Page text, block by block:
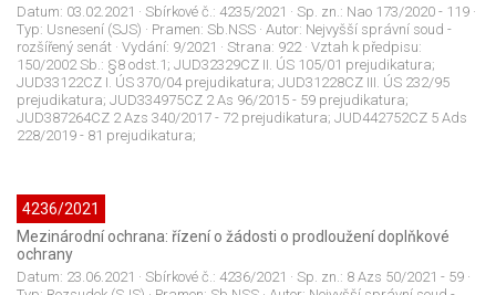
Datum: 03.02.2021 · Sbírkové č.: 4235/2021 · Sp. zn.: Nao 173/2020 - 119 ·
Typ: Usnesení (SJS) · Pramen: Sb.NSS · Autor: Nejvyšší správní soud -
rozšířený senát · Vydání: 9/2021 · Strana: 922· Vztah k předpisu:
150/2002 Sb.: §8 odst.1; JUD32329CZ II. ÚS 105/01 prejudikatura;
JUD33122CZ I. ÚS 370/04 prejudikatura; JUD31228CZ III. ÚS 232/95
prejudikatura; JUD334975CZ 2 As 96/2015 - 59 prejudikatura;
JUD387264CZ 2 Azs 340/2017 - 72 prejudikatura; JUD442752CZ 5 Ads
228/2019 - 81 prejudikatura;
4236/2021
Mezinárodní ochrana: řízení o žádosti o prodloužení doplňkové
ochrany
Datum: 23.06.2021 · Sbírkové č.: 4236/2021 · Sp. zn.: 8 Azs 50/2021 - 59 ·